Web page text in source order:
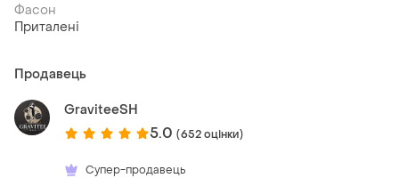
Фасон
Приталені
Продавець
GraviteeSH
5.0 (652 оцінки)
Супер-продавець